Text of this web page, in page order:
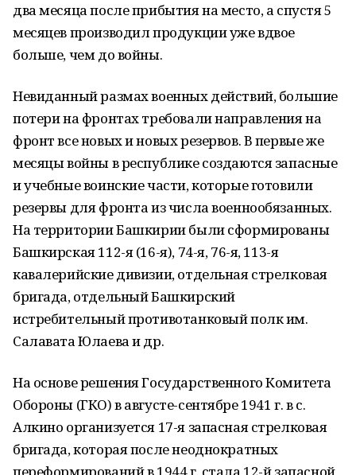
два месяца после прибытия на место, а спустя 5
месяцев производил продукции уже вдвое
больше, чем до войны.
Невиданный размах военных действий, большие
потери на фронтах требовали направления на
фронт все новых и новых резервов. В первые же
месяцы войны в республике создаются запасные
и учебные воинские части, которые готовили
резервы для фронта из числа военнообязанных.
На территории Башкирии были сформированы
Башкирская 112-я (16-я), 74-я, 76-я, 113-я
кавалерийские дивизии, отдельная стрелковая
бригада, отдельный Башкирский
истребительный противотанковый полк им.
Салавата Юлаева и др.
На основе решения Государственного Комитета
Обороны (ГКО) в августе-сентябре 1941 г. в с.
Алкино организуется 17-я запасная стрелковая
бригада, которая после неоднократных